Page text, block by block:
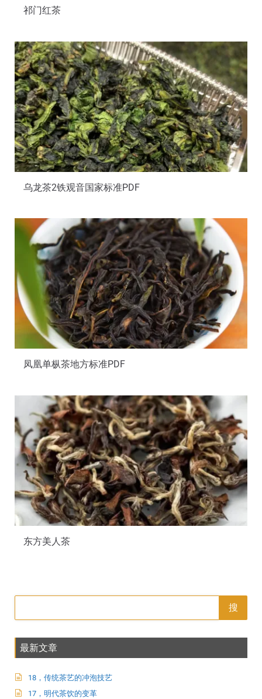
祁门红茶
乌龙茶2铁观音国家标准PDF
凤凰单枞茶地方标准PDF
东方美人茶
搜
最新文章
18，传统茶艺的冲泡技艺
17，明代茶饮的变革